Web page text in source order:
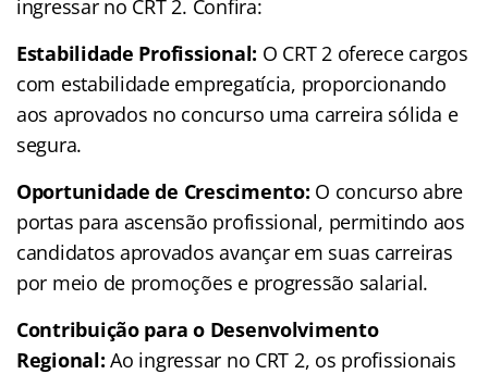
ingressar no CRT 2. Confira:
Estabilidade Profissional: O CRT 2 oferece cargos
com estabilidade empregatícia, proporcionando
aos aprovados no concurso uma carreira sólida e
segura.
Oportunidade de Crescimento: O concurso abre
portas para ascensão profissional, permitindo aos
candidatos aprovados avançar em suas carreiras
por meio de promoções e progressão salarial.
Contribuição para o Desenvolvimento
Regional: Ao ingressar no CRT 2, os profissionais